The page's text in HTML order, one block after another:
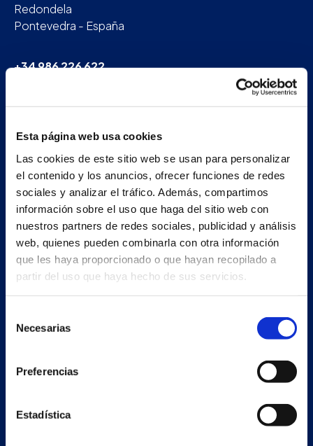
Esta página web usa cookies
Las cookies de este sitio web se usan para personalizar
el contenido y los anuncios, ofrecer funciones de redes
sociales y analizar el tráfico. Además, compartimos
información sobre el uso que haga del sitio web con
nuestros partners de redes sociales, publicidad y análisis
web, quienes pueden combinarla con otra información
que les haya proporcionado o que hayan recopilado a
partir del uso que haya hecho de sus servicios.
Necesarias
Preferencias
Estadística
Redondela
Pontevedra - España
+34 986 226 622
Nave auxiliar